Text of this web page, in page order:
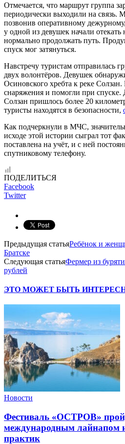
Отмечается, что маршрут группа
периодически выходили на связь.
позвонив оперативному
у одной из девушек начали
нормально продолжать путь.
спуск мог затянуться.
Навстречу туристам отправилась
двух волонтёров. Девушек
Осиновского хребта к реке
снаряжения и помогли при спуске.
Солзан пришлось более 20
туристы находятся в безопасности,
Как подчеркнули в МЧС,
исходе этой истории сыграл тот
поставлена на учёт, и с ней
спутниковому телефону.
ПОДЕЛИТЬСЯ
Facebook
Twitter
Предыдущая статьяРебёнок и
Братске
Следующая статьяФермер из
рублей
ЭТО МОЖЕТ БЫТЬ
Новости
Фестиваль «ОСТРОВ»
международным лайнапом
практик